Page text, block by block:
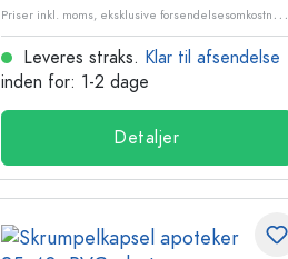
P
riser inkl. moms, eksklusive forsendelsesomkostninger
Leveres straks. Klar til afsendelse
inden for: 1-2 dage
Detaljer